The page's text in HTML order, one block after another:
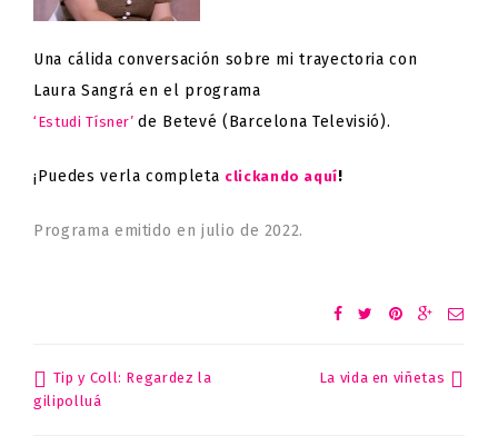
Una cálida conversación sobre mi trayectoria con
Laura Sangrá en el programa
‘Estudi Tísner’de Betevé (Barcelona Televisió).
¡Puedes verla completa clickando aquí!
Programa emitido en julio de 2022.
Post
Tip y Coll: Regardez la
gilipolluá
La vida en viñetas